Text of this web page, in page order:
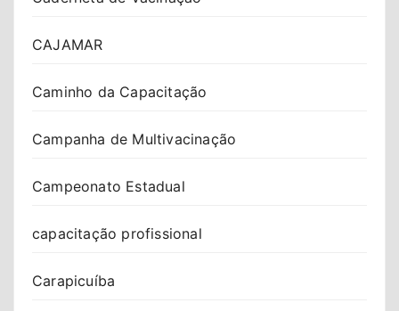
CAJAMAR
Caminho da Capacitação
Campanha de Multivacinação
Campeonato Estadual
capacitação profissional
Carapicuíba